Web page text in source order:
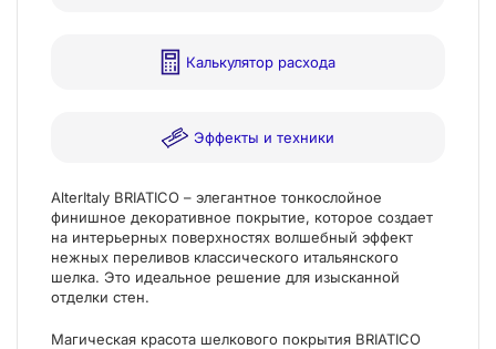
Калькулятор расхода
Эффекты и техники
AlterItaly BRIATICO – элегантное тонкослойное
финишное декоративное покрытие, которое создает
на интерьерных поверхностях волшебный эффект
нежных переливов классического итальянского
шелка. Это идеальное решение для изысканной
отделки стен.
Магическая красота шелкового покрытия BRIATICO